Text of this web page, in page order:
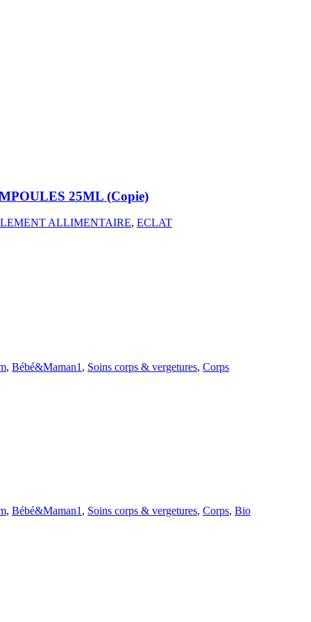
25ML (Copie)
ALLIMENTAIRE, ECLAT
, Bébé&Maman1 , Soins corps & vergetures, Corps
, Bébé&Maman1 , Soins corps & vergetures, Corps, Bio